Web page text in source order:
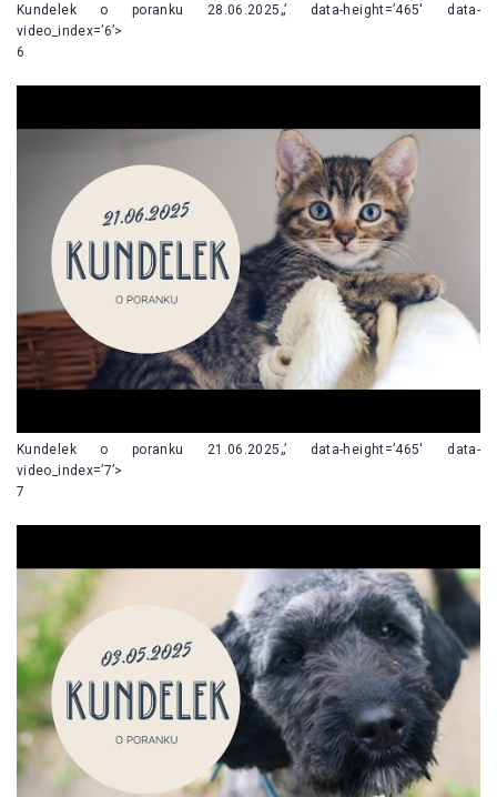
Kundelek o poranku 28.06.2025„’ data-height=’465′ data-
video_index=’6’>
6
Kundelek o poranku 21.06.2025„’ data-height=’465′ data-
video_index=’7’>
7